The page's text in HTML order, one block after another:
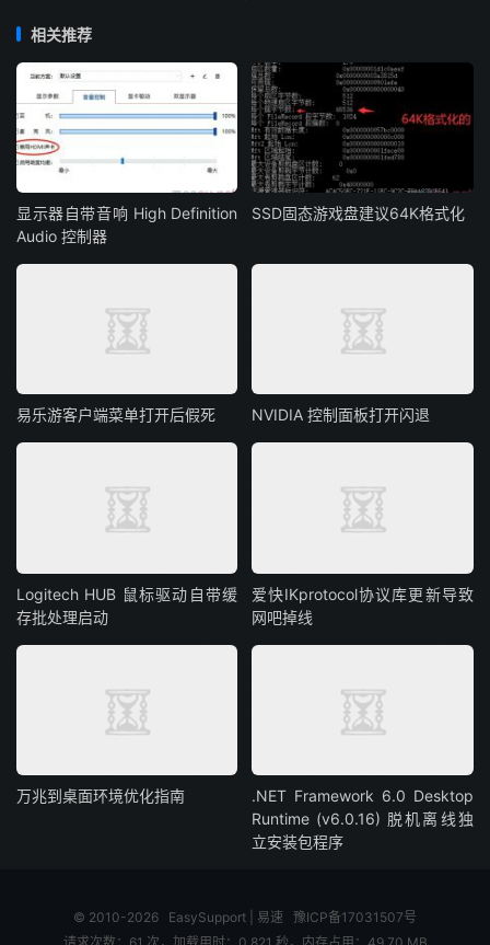
相关推荐
显示器自带音响 High Definition
Audio 控制器
SSD固态游戏盘建议64K格式化
易乐游客户端菜单打开后假死 NVIDIA 控制面板打开闪退
Logitech HUB 鼠标驱动自带缓
存批处理启动
爱快IKprotocol协议库更新导致
网吧掉线
万兆到桌面环境优化指南
.NET Framework 6.0 Desktop
Runtime (v6.0.16) 脱机离线独
立安装包程序
© 2010-2026 EasySupport | 易速
豫ICP备17031507号